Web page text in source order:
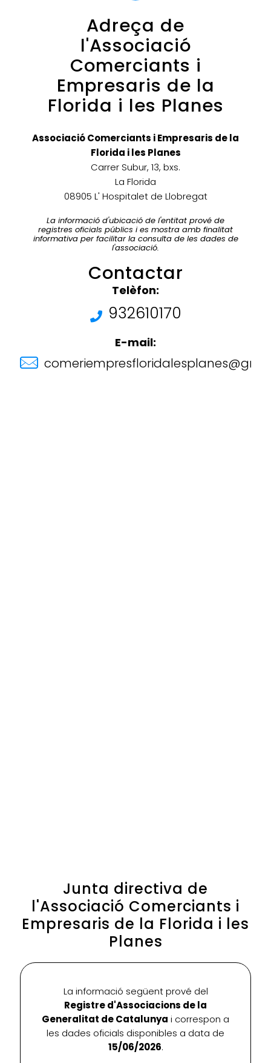
Adreça de
l'Associació
Comerciants i
Empresaris de la
Florida i les Planes
Associació Comerciants i Empresaris de la
Florida i les Planes
Carrer Subur, 13, bxs.
La Florida
08905 L' Hospitalet de Llobregat
La informació d'ubicació de l'entitat prové de
registres oficials públics i es mostra amb finalitat
informativa per facilitar la consulta de les dades de
l'associació.
Contactar
Telèfon:
932610170
E-mail:
Junta directiva de
l'Associació Comerciants i
Empresaris de la Florida i les
Planes
La informació següent prové del
Registre d'Associacions de la
Generalitat de Catalunya i correspon a
les dades oficials disponibles a data de
15/06/2026.